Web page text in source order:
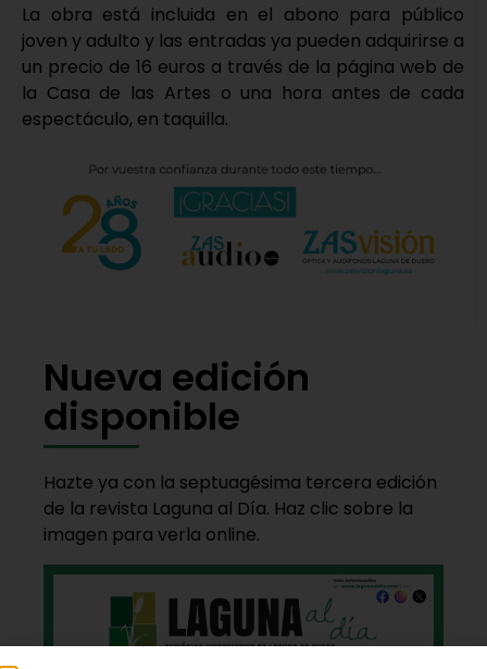
La obra está incluida en el abono para público
joven y adulto y las entradas ya pueden adquirirse a
un precio de 16 euros a través de la página web de
la Casa de las Artes o una hora antes de cada
espectáculo, en taquilla.
Nueva edición
disponible
Hazte ya con la septuagésima tercera edición
de la revista Laguna al Día. Haz clic sobre la
imagen para verla online.